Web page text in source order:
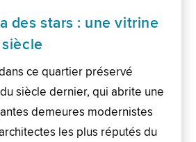
des stars : une vitrine
ce quartier préservé
siècle dernier, qui abrite une
demeures modernistes
les plus réputés du